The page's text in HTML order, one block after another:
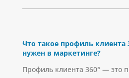
Что такое профиль клиента
нужен в маркетинге?
Профиль клиента 360° — это